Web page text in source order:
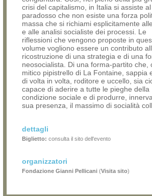
crisi del capitalismo, in Italia si assiste al
paradosso che non esiste una forza
massa che si richiami esplicitamente
e alle analisi socialiste dei processi. Le
riflessioni che vengono proposte in
volume vogliono essere un contributo
ricostruzione di una strategia e di una
neosocialista. Di una forma-partito che,
mitico pipistrello di La Fontaine, sappia
di volta in volta, roditore e uccello, sia
capace di aderire a tutte le pieghe della
condizione sociale e di produrre,
sua presenza, il massimo di socialità
dettagli
Biglietto: consulta il sito dell'evento
organizzatori
Fondazione Gianni Pellicani (Visita sito)